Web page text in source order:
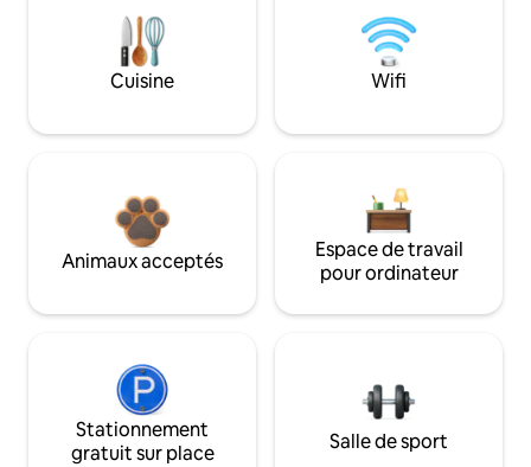
Cuisine Wifi
Animaux acceptés
Espace de travail
pour ordinateur
Stationnement
gratuit sur place
Salle de sport